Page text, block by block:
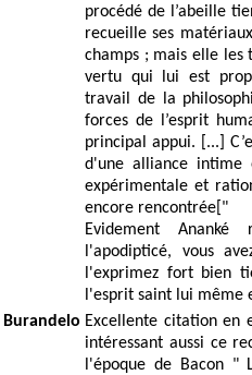
procédé de l’abeille
recueille ses
champs ; mais elle
vertu qui lui est
travail de la
forces de l’esprit
principal appui. [...]
d'une alliance intime
expérimentale et
encore rencontrée["
Evidement Ananké
l'apodipticé, vous
l'exprimez fort bien
l'esprit saint lui même
Burandelo Excellente citation en
intéressant aussi ce
l'époque de Bacon "